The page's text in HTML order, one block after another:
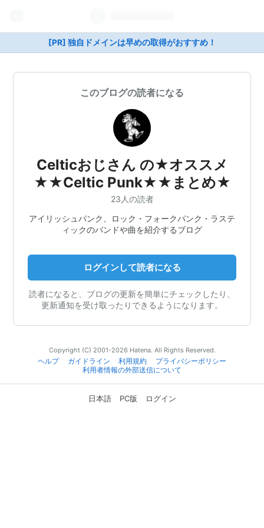
[PR] 独自ドメインは早めの取得がおすすめ！
このブログの読者になる
Celticおじさん の★オススメ
★★Celtic Punk★★まとめ★
23人の読者
アイリッシュパンク、ロック・フォークパンク・ラステ
ィックのバンドや曲を紹介するブログ
ログインして読者になる
読者になると、ブログの更新を簡単にチェックしたり、
更新通知を受け取ったりできるようになります。
Copyright (C) 2001-2026 Hatena. All Rights Reserved.
ヘルプ
ガイドライン 利用規約
プライバシーポリシー
利用者情報の外部送信について
日本語 PC版 ログイン